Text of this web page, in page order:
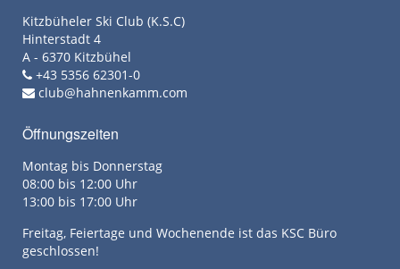
Kitzbüheler Ski Club (K.S.C)
Hinterstadt 4
A - 6370 Kitzbühel
+43 5356 62301-0
club@hahnenkamm.com
Öffnungszeiten
Montag bis Donnerstag
08:00 bis 12:00 Uhr
13:00 bis 17:00 Uhr
Freitag, Feiertage und Wochenende ist das KSC Büro
geschlossen!